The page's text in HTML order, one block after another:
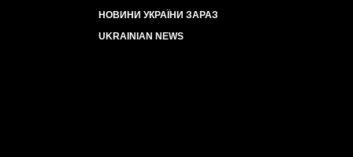
НОВИНИ УКРАЇНИ ЗАРАЗ
UKRAINIAN NEWS